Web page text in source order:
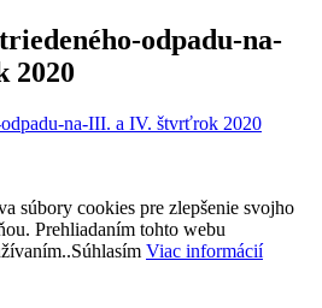
odpadu-na-
2020
na-III. a IV. štvrťrok 2020
súbory cookies pre zlepšenie svojho
Prehliadaním tohto webu
Súhlasím Viac informácií